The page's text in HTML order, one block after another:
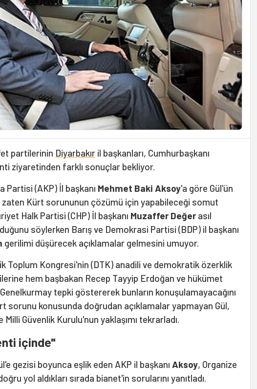
partilerinin Diyarbakır il başkanları, Cumhurbaşkanı
ziyaretinden farklı sonuçlar bekliyor.
Partisi (AKP) İl başkanı Mehmet Baki Aksoy'a göre Gül'ün
Kürt sorununun çözümü için yapabileceği somut
Halk Partisi (CHP) İl başkanı Muzaffer Değer asıl
söylerken Barış ve Demokrasi Partisi (BDP) il başkanı
gerilimi düşürecek açıklamalar gelmesini umuyor.
Toplum Kongresi'nin (DTK) anadili ve demokratik özerklik
hem başbakan Recep Tayyip Erdoğan ve hükümet
tepki göstererek bunların konuşulamayacağını
sorunu konusunda doğrudan açıklamalar yapmayan Gül,
Güvenlik Kurulu'nun yaklaşımı tekrarladı.
içinde"
gezisi boyunca eşlik eden AKP il başkanı Aksoy, Organize
yol aldıkları sırada bianet'in sorularını yanıtladı.